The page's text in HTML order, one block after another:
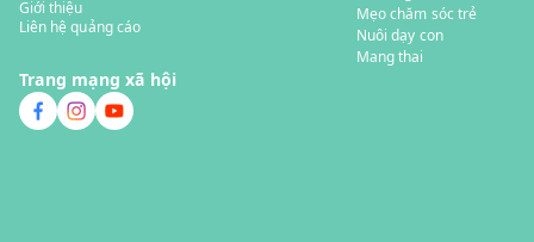
Giới thiệu
Liên hệ quảng cáo
Trang mạng xã hội
Mẹo chăm sóc trẻ
Nuôi dạy con
Mang thai